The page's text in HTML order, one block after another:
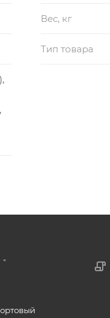
Вес, кг
Тип товара